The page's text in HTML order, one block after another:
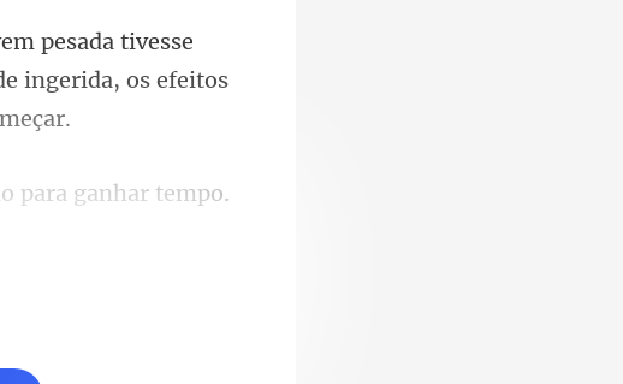
e
ingerida, o